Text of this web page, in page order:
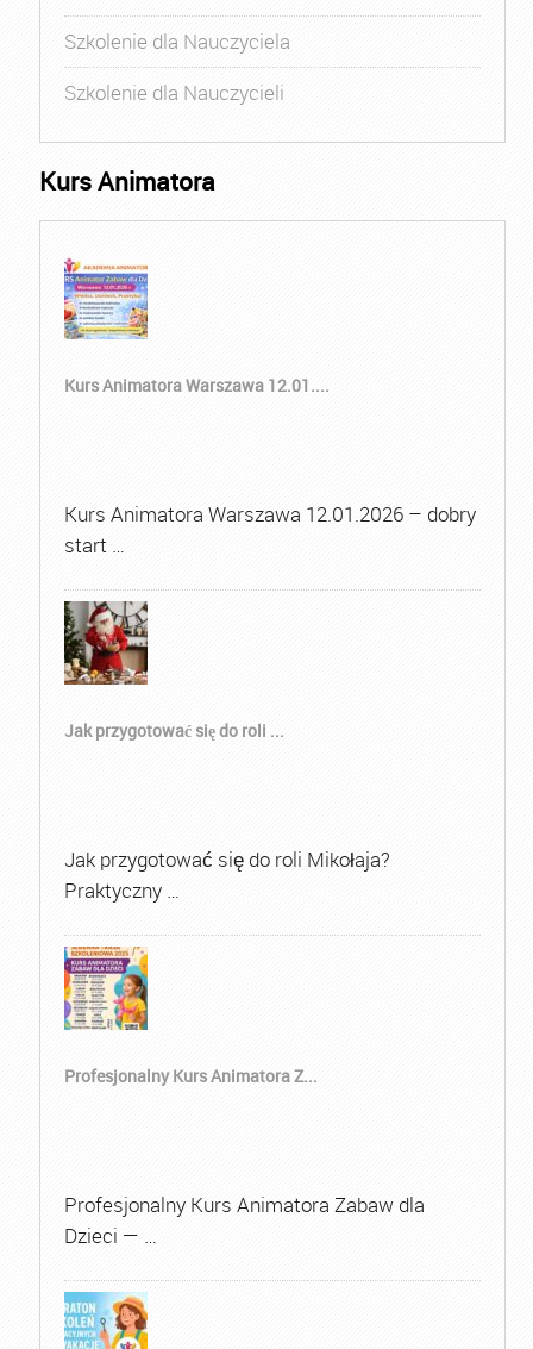
Szkolenie dla Nauczyciela
Szkolenie dla Nauczycieli
Kurs Animatora
Kurs Animatora Warszawa 12.01....
Kurs Animatora Warszawa 12.01.2026 – dobry
start …
Jak przygotować się do roli ...
Jak przygotować się do roli Mikołaja?
Praktyczny …
Profesjonalny Kurs Animatora Z...
Profesjonalny Kurs Animatora Zabaw dla
Dzieci — …